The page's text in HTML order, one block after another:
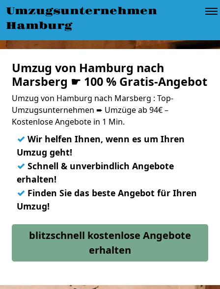
Umzugsunternehmen
Hamburg
Umzug von Hamburg nach
Marsberg ☛ 100 % Gratis-Angebot
Umzug von Hamburg nach Marsberg : Top-
Umzugsunternehmen ➨ Umzüge ab 94€ –
Kostenlose Angebote in 1 Min.
✓ Wir helfen Ihnen, wenn es um Ihren
Umzug geht!
✓ Schnell & unverbindlich Angebote
erhalten!
✓ Finden Sie das beste Angebot für Ihren
Umzug!
blitzschnell kostenlose Angebote
erhalten